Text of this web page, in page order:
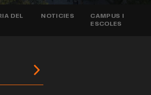
DEL
NOTICIES
CAMPUS I
ESCOLES